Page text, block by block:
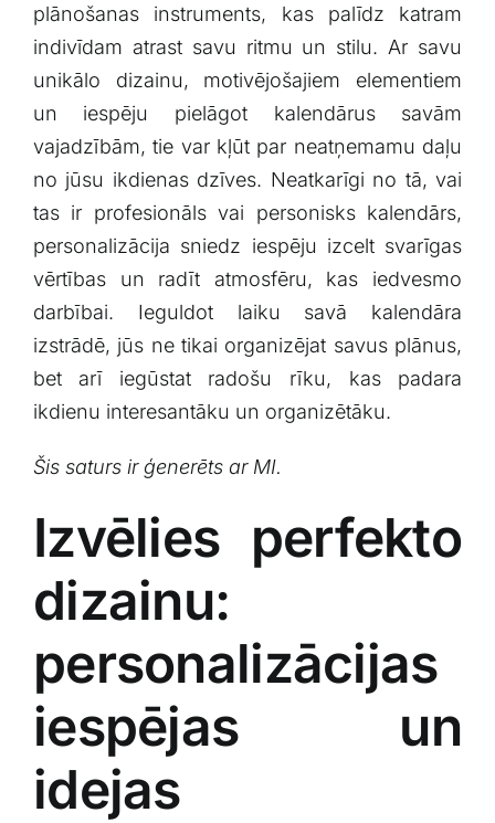
plānošanas ⁣instruments,⁣ kas ⁣palīdz katram
indivīdam‌ atrast savu ⁣ritmu ⁤un stilu. ⁤Ar savu
unikālo dizainu, motivējošajiem elementiem
‍un iespēju pielāgot kalendārus savām
vajadzībām, ⁣tie var kļūt par neatņemamu daļu
no jūsu ikdienas⁣ dzīves. Neatkarīgi no tā, vai
⁤tas ir profesionāls vai personisks kalendārs,
personalizācija⁤ sniedz‌ iespēju izcelt svarīgas
vērtības un radīt atmosfēru, kas iedvesmo
darbībai. Ieguldot​ laiku savā kalendāra
izstrādē, jūs ne tikai organizējat savus plānus,
bet ⁣arī iegūstat radošu rīku,‍ kas padara
ikdienu interesantāku un ​organizētāku.
Šis saturs ir ģenerēts ar⁣ MI.
Izvēlies perfekto
dizainu:
personalizācijas
iespējas un
idejas